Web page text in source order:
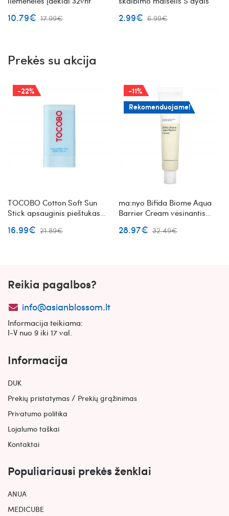
10.79€ 17.99€ 2.99€ 6.99€
Prekės su akcija
-22%
TOCOBO Cotton Soft Sun
Stick apsauginis pieštukas
16.99€ 21.89€
-11%
Rekomenduojame!
ma:nyo Bifida Biome Aqua
Barrier Cream vėsinantis
bifidobakterijų lizatu
28.97€ 32.49€
Reikia pagalbos?
info@asianblossom.lt
Informacija teikiama:
I-V nuo 9 iki 17 val.
Informacija
DUK
Prekių pristatymas / Prekių grąžinimas
Privatumo politika
Lojalumo taškai
Kontaktai
Populiariausi prekės ženklai
ANUA
MEDICUBE